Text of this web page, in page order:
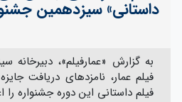
داستانی» سیزدهمین
به گزارش «عمارفیلم»، دبیرخانه
فیلم عمار، نامزدهای دریافت
فیلم داستانی این دوره جشنواره را